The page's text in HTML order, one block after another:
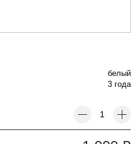
белый
3 года